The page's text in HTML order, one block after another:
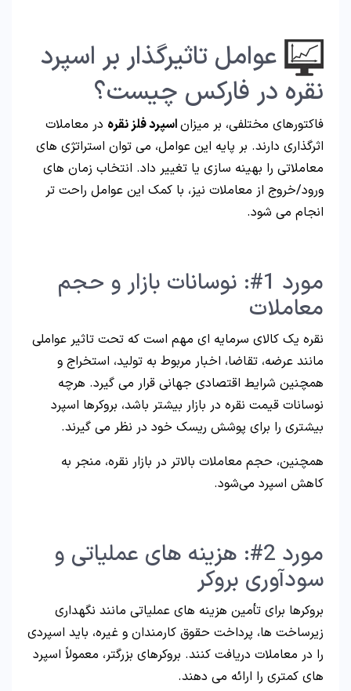
عوامل تاثیرگذار بر اسپرد
نقره در فارکس چیست؟
فاکتورهای مختلفی، بر میزاناسپرد فلز نقره در معاملات
اثرگذاری دارند. بر پایه این عوامل، می توان استراتژی های
معاملاتی را بهینه سازی یا تغییر داد. انتخاب زمان های
ورود/خروج از معاملات نیز، با کمک این عوامل راحت تر
انجام می شود.
مورد 1#: نوسانات بازار و حجم
معاملات
نقره یک کالای سرمایه ای مهم است که تحت تاثیر عواملی
مانند عرضه، تقاضا، اخبار مربوط به تولید، استخراج و
همچنین شرایط اقتصادی جهانی قرار می گیرد. هرچه
نوسانات قیمت نقره در بازار بیشتر باشد، بروکرها اسپرد
بیشتری را برای پوشش ریسک خود در نظر می گیرند.
همچنین، حجم معاملات بالاتر در بازار نقره، منجر به
کاهش اسپرد می‌شود.
مورد 2#: هزینه های عملیاتی و
سودآوری بروکر
بروکرها برای تأمین هزینه های عملیاتی مانند نگهداری
زیرساخت ها، پرداخت حقوق کارمندان و غیره، باید اسپردی
را در معاملات دریافت کنند. بروکرهای بزرگتر، معمولاً اسپرد
های کمتری را ارائه می دهند.